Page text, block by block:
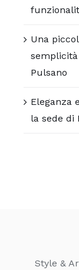
Una
Pulsano
Eleganza
la sede di
Style &